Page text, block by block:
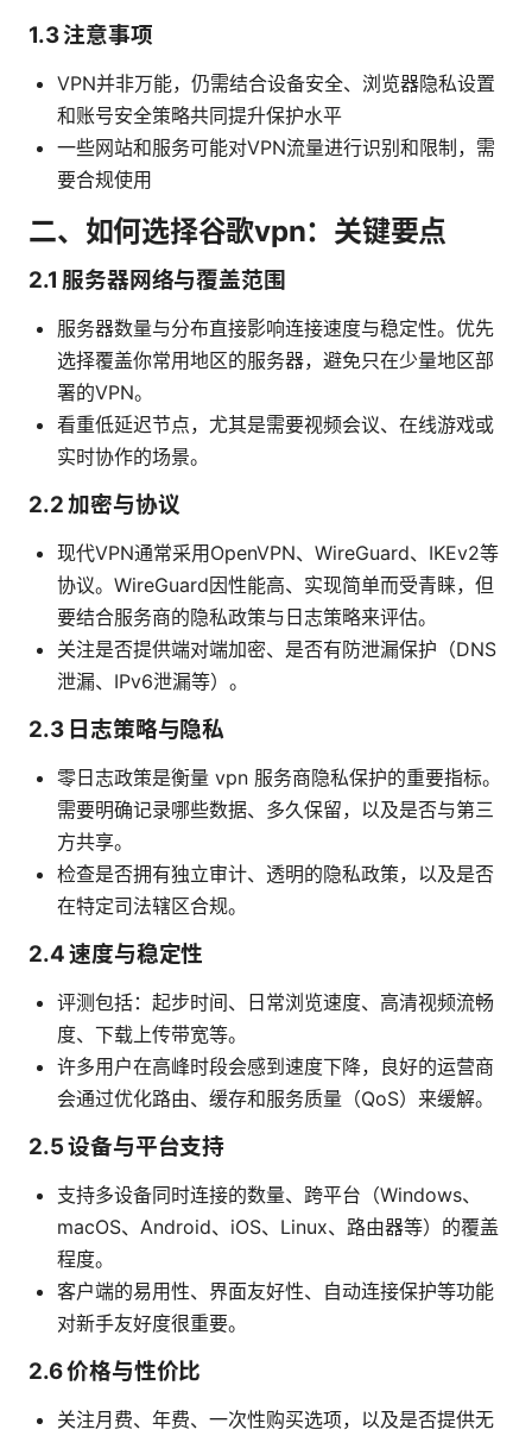
1.3 注意事项
VPN并非万能，仍需结合设备安全、浏览器隐私设置
和账号安全策略共同提升保护水平
一些网站和服务可能对VPN流量进行识别和限制，需
要合规使用
二、如何选择谷歌vpn：关键要点
2.1 服务器网络与覆盖范围
服务器数量与分布直接影响连接速度与稳定性。优先
选择覆盖你常用地区的服务器，避免只在少量地区部
署的VPN。
看重低延迟节点，尤其是需要视频会议、在线游戏或
实时协作的场景。
2.2 加密与协议
现代VPN通常采用OpenVPN、WireGuard、IKEv2等
协议。WireGuard因性能高、实现简单而受青睐，但
要结合服务商的隐私政策与日志策略来评估。
关注是否提供端对端加密、是否有防泄漏保护（DNS
泄漏、IPv6泄漏等）。
2.3 日志策略与隐私
零日志政策是衡量 vpn 服务商隐私保护的重要指标。
需要明确记录哪些数据、多久保留，以及是否与第三
方共享。
检查是否拥有独立审计、透明的隐私政策，以及是否
在特定司法辖区合规。
2.4 速度与稳定性
评测包括：起步时间、日常浏览速度、高清视频流畅
度、下载上传带宽等。
许多用户在高峰时段会感到速度下降，良好的运营商
会通过优化路由、缓存和服务质量（QoS）来缓解。
2.5 设备与平台支持
支持多设备同时连接的数量、跨平台（Windows、
macOS、Android、iOS、Linux、路由器等）的覆盖
程度。
客户端的易用性、界面友好性、自动连接保护等功能
对新手友好度很重要。
2.6 价格与性价比
关注月费、年费、一次性购买选项，以及是否提供无